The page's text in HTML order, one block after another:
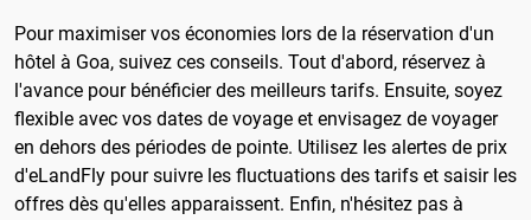
Pour maximiser vos économies lors de la réservation d'un
hôtel à Goa, suivez ces conseils. Tout d'abord, réservez à
l'avance pour bénéficier des meilleurs tarifs. Ensuite, soyez
flexible avec vos dates de voyage et envisagez de voyager
en dehors des périodes de pointe. Utilisez les alertes de prix
d'eLandFly pour suivre les fluctuations des tarifs et saisir les
offres dès qu'elles apparaissent. Enfin, n'hésitez pas à